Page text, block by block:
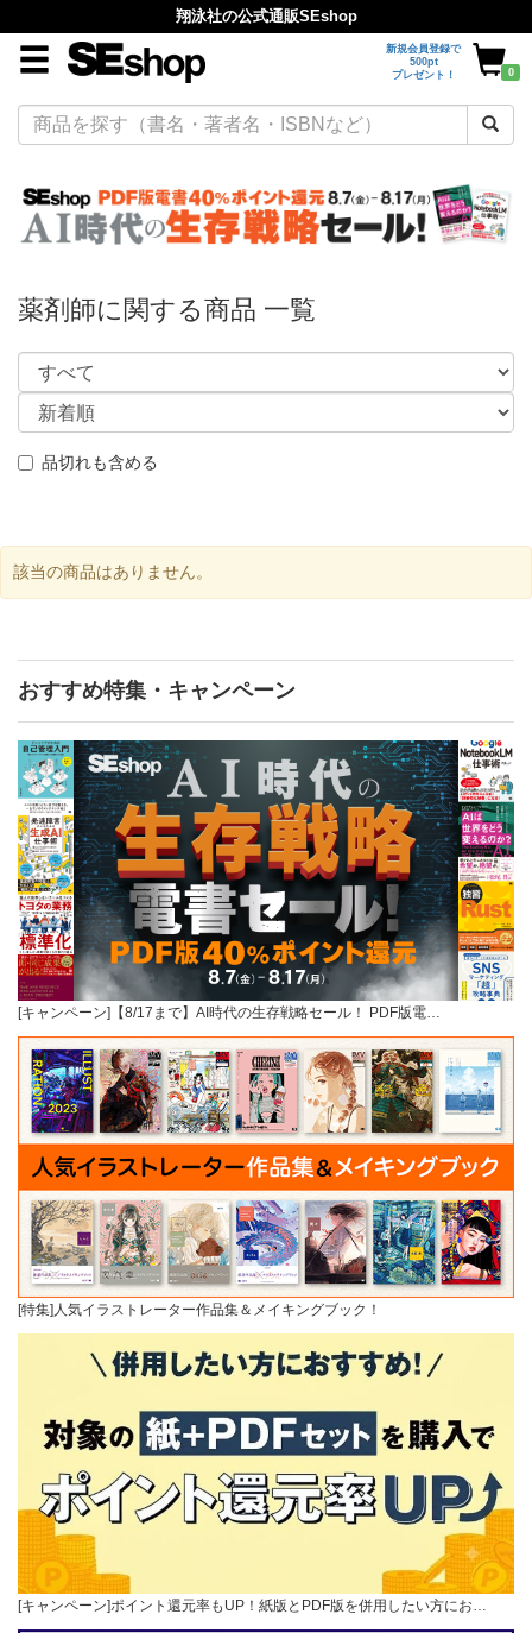
翔泳社の公式通販SEshop
新規会員登録で
500pt
プレゼント！
0
薬剤師に関する商品 一覧
品切れも含める
該当の商品はありません。
おすすめ特集・キャンペーン
[キャンペーン]【8/17まで】AI時代の生存戦略セール！ PDF版電…
[特集]人気イラストレーター作品集＆メイキングブック！
[キャンペーン]ポイント還元率もUP！紙版とPDF版を併用したい方にお…